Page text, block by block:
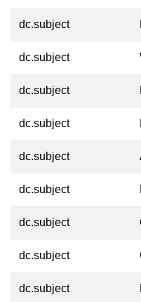
dc.subject
dc.subject
dc.subject
dc.subject
dc.subject
dc.subject
dc.subject
dc.subject
dc.subject